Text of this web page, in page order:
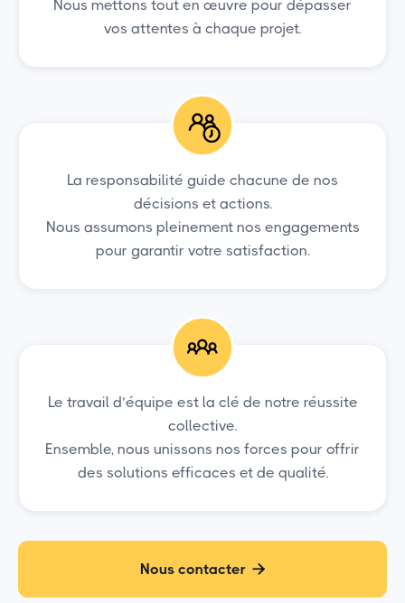
Nous mettons tout en œuvre pour dépasser
vos attentes à chaque projet.
La responsabilité guide chacune de nos
décisions et actions.
Nous assumons pleinement nos engagements
pour garantir votre satisfaction.
Le travail d’équipe est la clé de notre réussite
collective.
Ensemble, nous unissons nos forces pour offrir
des solutions efficaces et de qualité.
Nous contacter 